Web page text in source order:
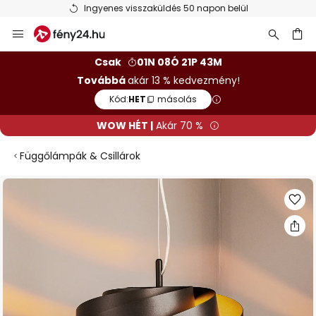
Ingyenes visszaküldés 50 napon belül
Ugrás
a
Csak
01N 08Ó 21P 42M
Továbbáakár 13 % kedvezmény!
Kód:HET másolás
WOW HÉT | Akár 70 %
Függőlámpák & Csillárok
Ugrás